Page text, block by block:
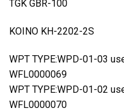
TGK GBR-100
KOINO KH-2202-2S
WPT TYPE:WPD-01-03
WFL0000069
WPT TYPE:WPD-01-02
WFL0000070